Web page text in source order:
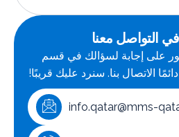
معنا
إجابة لسؤالك في قسم
بنا. سنرد عليك قريبًا!